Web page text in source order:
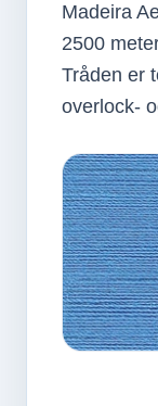
Madeira
2500
Tråden er
overlock-